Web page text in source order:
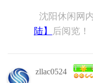
沈阳休闲网
陆】
后阅览！
zllac0524